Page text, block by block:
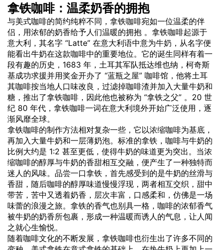
拿铁咖啡：温柔奶香的拥抱
与美式咖啡的简约纯粹不同，拿铁咖啡宛如一位温柔的伴
侣，用浓郁的奶香给予人们温暖的拥抱 。拿铁咖啡起源于
意大利，其名字 “Latte” 在意大利语中意为牛奶 ，从名字便
能看出牛奶在这款咖啡中的重要地位。它的诞生同样有着一
段有趣的历史，1683 年，土耳其军队抵达维也纳，柯奇斯
基成功求援并用奖金开办了 “蓝瓶之屋” 咖啡馆，他将土耳
其咖啡按当地人口味改良，过滤掉咖啡渣并加入大量牛奶和
糖，推出了拿铁咖啡，因此他也被称为 “拿铁之父” 。20 世
纪 80 年代，拿铁咖啡一词在意大利境外开始广泛使用，逐
渐风靡全球。
拿铁咖啡的制作方法相对复杂一些，它以浓缩咖啡为基底，
再加入大量牛奶和一层薄奶泡。标准的拿铁，咖啡与牛奶的
比例大约是 1:2 甚至更低，使得牛奶的味道更为突出。当浓
缩咖啡的醇厚与牛奶的香甜相互交融，便产生了一种独特而
迷人的风味。品尝一口拿铁，首先感受到的是牛奶的丝滑与
香甜，随后咖啡的醇厚味道慢慢浮现，两者相互交织，甜中
带苦，苦中又透着奶香，层次丰富，口感柔和，仿佛是一场
味蕾的浪漫之旅。拿铁的香气也别具一格，咖啡的浓郁香气
被牛奶的奶香所包裹，形成一种温暖而诱人的气息，让人闻
之就心生愉悦。
随着咖啡文化的不断发展，拿铁咖啡也衍生出了许多不同的